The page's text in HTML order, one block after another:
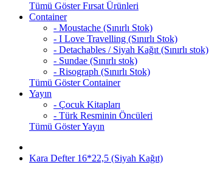
Tümü Göster Fırsat Ürünleri
Container
- Moustache (Sınırlı Stok)
- I Love Travelling (Sınırlı Stok)
- Detachables / Siyah Kağıt (Sınırlı stok)
- Sundae (Sınırlı stok)
- Risograph (Sınırlı Stok)
Tümü Göster Container
Yayın
- Çocuk Kitapları
- Türk Resminin Öncüleri
Tümü Göster Yayın
Kara Defter 16*22,5 (Siyah Kağıt)